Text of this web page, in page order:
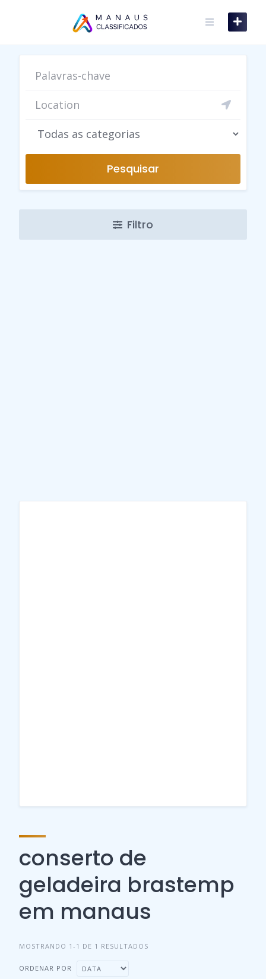
Pesquisar
Filtro
conserto de
geladeira brastemp
em manaus
MOSTRANDO 1-1 DE 1 RESULTADOS
ORDENAR POR